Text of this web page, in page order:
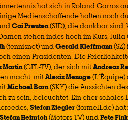
hat sich in Roland Garros
Medienschaffende halten noch
Cai Preuten(SID), die dankbar sind,
stehen indes hoch im Kurs,
(tennisnet) undGerald Kleffmann(SZ)
einen Präsidenten. Die
Martin(GFL-TV), der sich mitAndreas
macht, mitAlexis Menuge
Michael Born(SKY) die Aussichten
zu sein, beleuchtet. Ein eher schales
Stefan Ziegler(formel1.de)
Stefan Heinrich(Motors TV) undPete Fink